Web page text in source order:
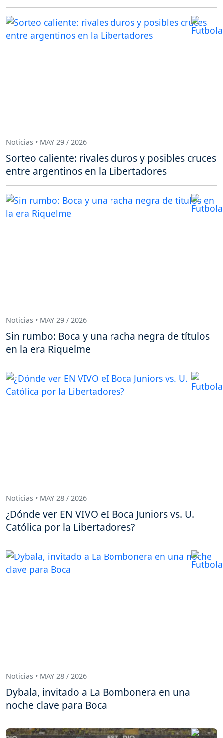
Noticias • MAY 29 / 2026
Sorteo caliente: rivales duros y posibles cruces
entre argentinos en la Libertadores
Noticias • MAY 29 / 2026
Sin rumbo: Boca y una racha negra de títulos
en la era Riquelme
Noticias • MAY 28 / 2026
¿Dónde ver EN VIVO eI Boca Juniors vs. U.
Católica por la Libertadores?
Noticias • MAY 28 / 2026
Dybala, invitado a La Bombonera en una
noche clave para Boca